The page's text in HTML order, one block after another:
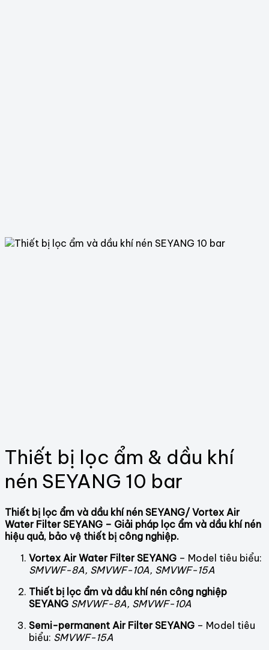
Thiết bị lọc ẩm & dầu khí
nén SEYANG 10 bar
Thiết bị lọc ẩm và dầu khí nén SEYANG/ Vortex Air
Water Filter SEYANG – Giải pháp lọc ẩm và dầu khí nén
hiệu quả, bảo vệ thiết bị công nghiệp.
Vortex Air Water Filter SEYANG – Model tiêu biểu:
SMVWF-8A, SMVWF-10A, SMVWF-15A
Thiết bị lọc ẩm và dầu khí nén công nghiệp
SEYANG SMVWF-8A, SMVWF-10A
Semi-permanent Air Filter SEYANG – Model tiêu
biểu: SMVWF-15A